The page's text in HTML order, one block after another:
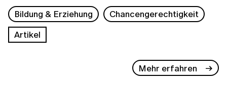
Bildung & Erziehung
Chancengerechtigkeit
Artikel
Mehr erfahren